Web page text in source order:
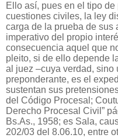
Ello así, pues en el tipo
cuestiones civiles, la ley
carga de la prueba de sus
imperativo del propio
consecuencia aquel que
pleito, si de ello depende
al juez –cuya verdad, sino
preponderante, es el
sustentan sus
del Código Procesal;
Derecho Procesal Civil”
Bs.As., 1958; es Sala,
202/03 del 8.06.10, entre